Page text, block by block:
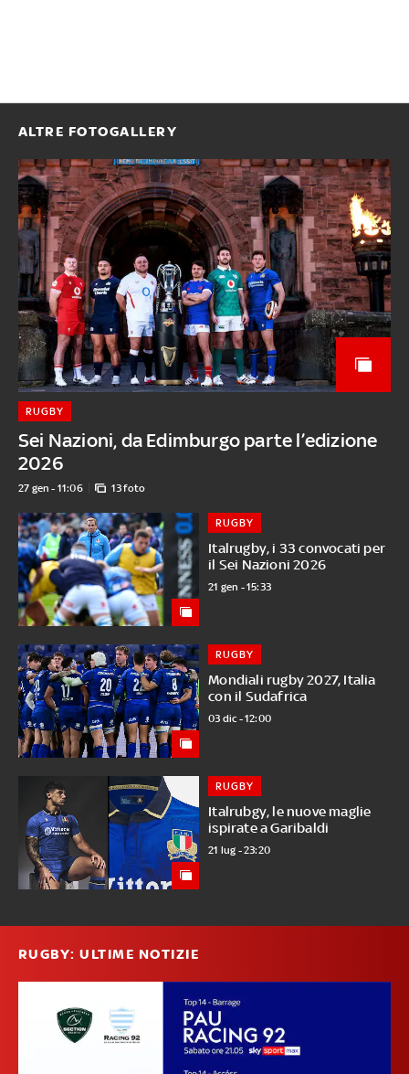
ALTRE FOTOGALLERY
Sei Nazioni, da Edimburgo parte l’edizione
2026
RUGBY
27 gen - 11:06 13 foto
Italrugby, i 33 convocati per
il Sei Nazioni 2026
RUGBY
21 gen - 15:33
Mondiali rugby 2027, Italia
con il Sudafrica
RUGBY
03 dic - 12:00
Italrubgy, le nuove maglie
ispirate a Garibaldi
RUGBY
21 lug - 23:20
RUGBY: ULTIME NOTIZIE